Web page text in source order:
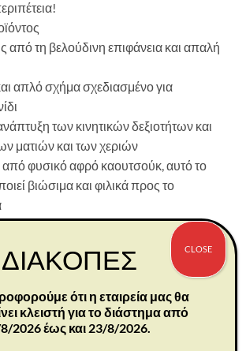
από τη βελούδινη επιφάνεια και απαλή
απλό σχήμα σχεδιασμένο για
των κινητικών δεξιοτήτων και
ματιών και των χεριών
φυσικό αφρό καουτσούκ, αυτό το
βιώσιμα και φιλικά προς το
εκ
1 μηχανή
,περιέχει μαγνήτες
ΔΙΑΚΟΠΕΣ
ότι η εταιρεία μας θα
κλειστή για το διάστημα από
2026 έως και 23/8/2026.
CLOSE